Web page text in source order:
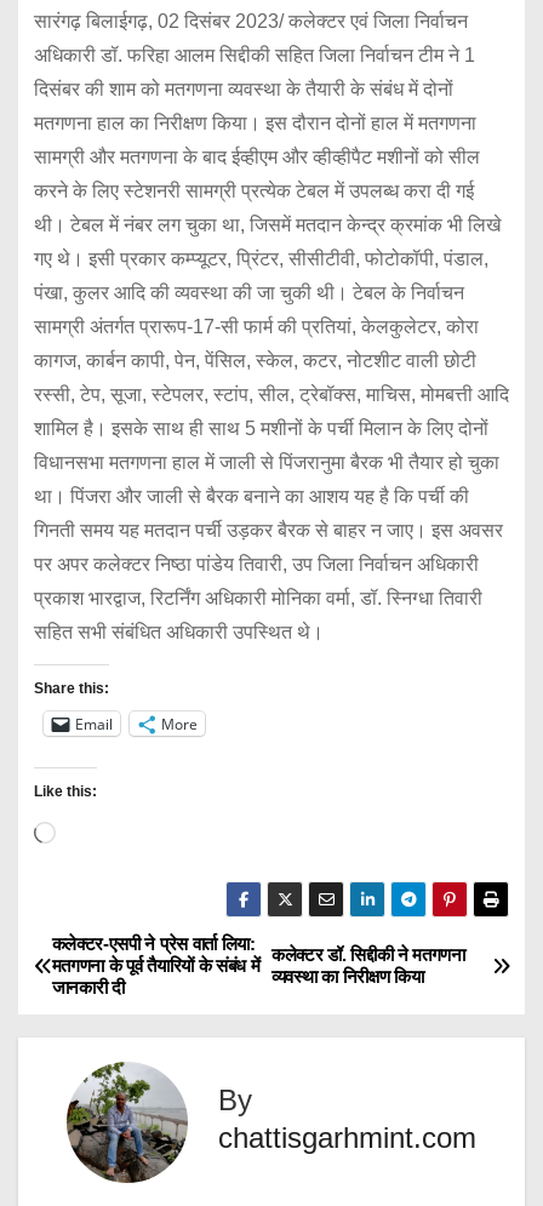
सारंगढ़ बिलाईगढ़, 02 दिसंबर 2023/ कलेक्टर एवं जिला निर्वाचन
अधिकारी डॉ. फरिहा आलम सिद्दीकी सहित जिला निर्वाचन टीम ने 1
दिसंबर की शाम को मतगणना व्यवस्था के तैयारी के संबंध में दोनों
मतगणना हाल का निरीक्षण किया। इस दौरान दोनों हाल में मतगणना
सामग्री और मतगणना के बाद ईव्हीएम और व्हीव्हीपैट मशीनों को सील
करने के लिए स्टेशनरी सामग्री प्रत्येक टेबल में उपलब्ध करा दी गई
थी। टेबल में नंबर लग चुका था, जिसमें मतदान केन्द्र क्रमांक भी लिखे
गए थे। इसी प्रकार कम्प्यूटर, प्रिंटर, सीसीटीवी, फोटोकॉपी, पंडाल,
पंखा, कुलर आदि की व्यवस्था की जा चुकी थी। टेबल के निर्वाचन
सामग्री अंतर्गत प्रारूप-17-सी फार्म की प्रतियां, केलकुलेटर, कोरा
कागज, कार्बन कापी, पेन, पेंसिल, स्केल, कटर, नोटशीट वाली छोटी
रस्सी, टेप, सूजा, स्टेपलर, स्टांप, सील, ट्रेबॉक्स, माचिस, मोमबत्ती आदि
शामिल है। इसके साथ ही साथ 5 मशीनों के पर्ची मिलान के लिए दोनों
विधानसभा मतगणना हाल में जाली से पिंजरानुमा बैरक भी तैयार हो चुका
था। पिंजरा और जाली से बैरक बनाने का आशय यह है कि पर्ची की
गिनती समय यह मतदान पर्ची उड़कर बैरक से बाहर न जाए। इस अवसर
पर अपर कलेक्टर निष्ठा पांडेय तिवारी, उप जिला निर्वाचन अधिकारी
प्रकाश भारद्वाज, रिटर्निंग अधिकारी मोनिका वर्मा, डॉ. स्निग्धा तिवारी
सहित सभी संबंधित अधिकारी उपस्थित थे।
Share this:
Email More
Like this:
L
i
n
g
P
कलेक्टर डॉ. सिद्दीकी ने मतगणना
व्यवस्था का निरीक्षण किया
कलेक्टर-एसपी ने प्रेस वार्ता लिया:
मतगणना के पूर्व तैयारियों के संबंध में
जानकारी दी
By
chattisgarhmint.com